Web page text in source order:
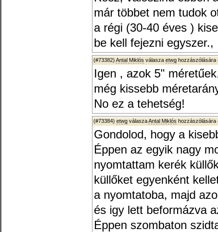
már többet nem tudok
a régi (30-40 éves )
be kell fejezni egyszer.,
(#73382) Antal Miklós válasza etwg hozzászólására
Igen , azok 5"
még kissebb
No ez a tehetség!
(#73384) etwg válaszaAntal Miklós hozzászólására
Gondolod, hogy a
Éppen az egyik nagy
nyomtattam kerék
küllőket egyenként
a nyomtatoba, majd
és igy lett beformázva
Éppen szombaton